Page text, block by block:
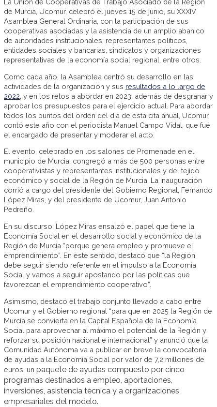
La Unión de Cooperativas de Trabajo Asociado de la Región
de Murcia, Ucomur, celebró el jueves 15 de junio, su XXXIV
Asamblea General Ordinaria, con la participación de sus
cooperativas asociadas y la asistencia de un amplio abanico
de autoridades institucionales, representantes políticos,
entidades sociales y bancarias, sindicatos y organizaciones
representativas de la economía social regional, entre otros.
Como cada año, la Asamblea centró su desarrollo en las
actividades de la organización y sus resultados a lo largo de
2022 , y en los retos a abordar en 2023, además de desgranar y
aprobar los presupuestos para el ejercicio actual. Para abordar
todos los puntos del orden del día de esta cita anual, Ucomur
contó este año con el periodista Manuel Campo Vidal, que fué
el encargado de presentar y moderar el acto.
El evento, celebrado en los salones de Promenade en el
municipio de Murcia, congregó a más de 500 personas entre
cooperativistas y representantes institucionales y del tejido
económico y social de la Región de Murcia. La inauguración
corrió a cargo del presidente del Gobierno Regional, Fernando
López Miras, y del presidente de Ucomur, Juan Antonio
Pedreño.
En su discurso, López Miras ensalzó el papel que tiene la
Economía Social en el desarrollo social y económico de la
Región de Murcia “porque genera empleo y promueve el
emprendimiento”. En este sentido, destacó que “la Región
debe seguir siendo referente en el impulso a la Economía
Social y vamos a seguir apostando por las políticas que
favorezcan el emprendimiento cooperativo”.
Asimismo, destacó el trabajo conjunto llevado a cabo entre
Ucomur y el Gobierno regional “para que en 2025 la Región de
Murcia se convierta en la Capital Española de la Economía
Social para aprovechar al máximo el potencial de la Región y
reforzar su posición nacional e internacional” y anunció que la
Comunidad Autónoma va a publicar en breve la convocatoria
de ayudas a la Economía Social por valor de 7,2 millones de
euros; un paquete de ayudas compuesto por cinco
programas destinados a empleo, aportaciones,
inversiones, asistencia técnica y a organizaciones
empresariales del modelo.